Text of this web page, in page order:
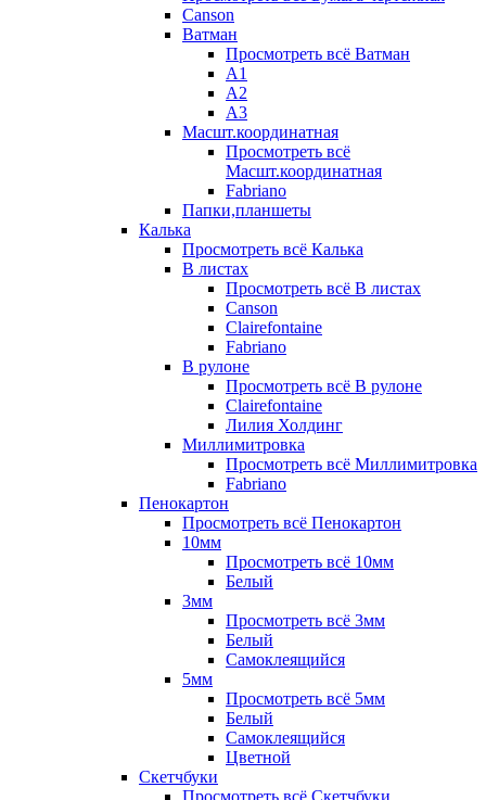
Canson
Ватман
Просмотреть всё Ватман
А1
А2
А3
Масшт.координатная
Просмотреть всё
Масшт.координатная
Fabriano
Папки,планшеты
Калька
Просмотреть всё Калька
В листах
Просмотреть всё В листах
Canson
Clairefontaine
Fabriano
В рулоне
Просмотреть всё В рулоне
Clairefontaine
Лилия Холдинг
Миллимитровка
Просмотреть всё Миллимитровка
Fabriano
Пенокартон
Просмотреть всё Пенокартон
10мм
Просмотреть всё 10мм
Белый
3мм
Просмотреть всё 3мм
Белый
Самоклеящийся
5мм
Просмотреть всё 5мм
Белый
Самоклеящийся
Цветной
Скетчбуки
Просмотреть всё Скетчбуки